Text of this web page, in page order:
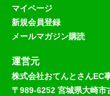
マイページ
新規会員登録
メールマガジン購読
運営元
株式会社おてんとさんEC
〒989-6252 宮城県大崎